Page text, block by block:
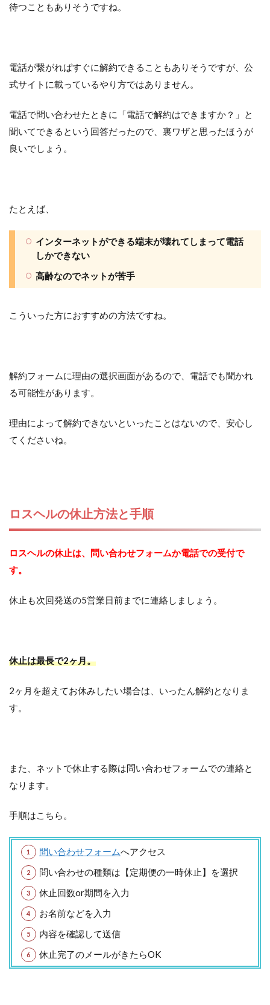
待つこともありそうですね。
電話が繋がればすぐに解約できることもありそうですが、公
式サイトに載っているやり方ではありません。
電話で問い合わせたときに「電話で解約はできますか？」と
聞いてできるという回答だったので、裏ワザと思ったほうが
良いでしょう。
たとえば、
インターネットができる端末が壊れてしまって電話
しかできない
高齢なのでネットが苦手
こういった方におすすめの方法ですね。
解約フォームに理由の選択画面があるので、電話でも聞かれ
る可能性があります。
理由によって解約できないといったことはないので、安心し
てくださいね。
ロスヘルの休止方法と手順
ロスヘルの休止は、問い合わせフォームか電話での受付で
す。
休止も次回発送の5営業日前までに連絡しましょう。
休止は最長で2ヶ月。
2ヶ月を超えてお休みしたい場合は、いったん解約となりま
す。
また、ネットで休止する際は問い合わせフォームでの連絡と
なります。
手順はこちら。
問い合わせフォームへアクセス
問い合わせの種類は【定期便の一時休止】を選択
休止回数or期間を入力
お名前などを入力
内容を確認して送信
休止完了のメールがきたらOK